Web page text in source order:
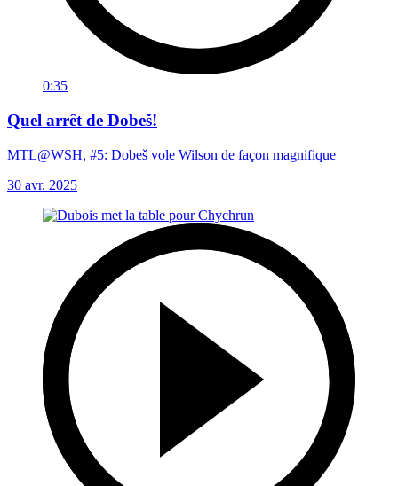
0:35
Quel arrêt de Dobeš!
MTL@WSH, #5: Dobeš vole Wilson de façon magnifique
30 avr. 2025